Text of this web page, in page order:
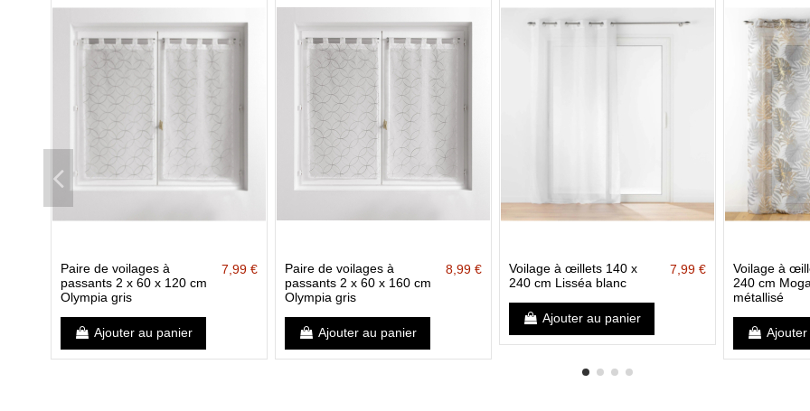
Paire de voilages à
passants 2 x 60 x 120 cm
Olympia gris
7,99 €
Ajouter au panier
Paire de voilages à
passants 2 x 60 x 160 cm
Olympia gris
8,99 €
Ajouter au panier
Voilage à œillets 140 x
240 cm Lisséa blanc
7,99 €
Ajouter au panier
Voilage à
240 cm
métallisé